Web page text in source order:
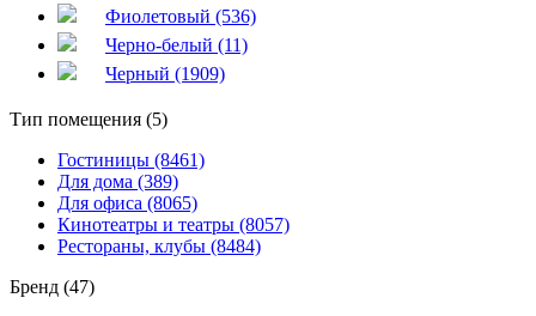
Фиолетовый (536)
Черно-белый (11)
Черный (1909)
Тип помещения (5)
Гостиницы (8461)
Для дома (389)
Для офиса (8065)
Кинотеатры и театры (8057)
Рестораны, клубы (8484)
Бренд (47)